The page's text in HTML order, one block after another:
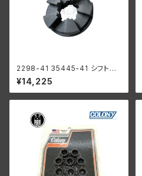
2298-41 35445-41 シフトク
ラッチ セカンド サードギア用 ハ
ーレーダビッドソン 1941-73年
WL G
¥14,225